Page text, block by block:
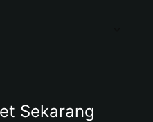
Sekarang